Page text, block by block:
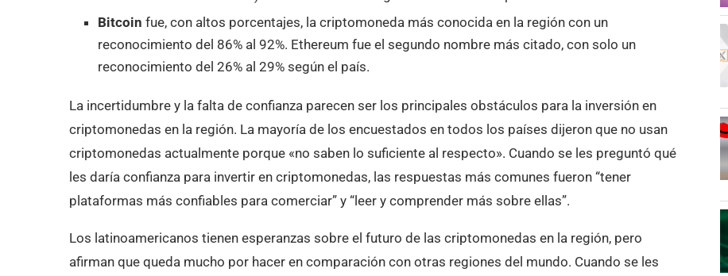
Bitcoin fue, con altos porcentajes, la criptomoneda más conocida en la región con un
reconocimiento del 86% al 92%. Ethereum fue el segundo nombre más citado, con solo un
reconocimiento del 26% al 29% según el país.
La incertidumbre y la falta de confianza parecen ser los principales obstáculos para la inversión en
criptomonedas en la región. La mayoría de los encuestados en todos los países dijeron que no usan
criptomonedas actualmente porque «no saben lo suficiente al respecto». Cuando se les preguntó qué
les daría confianza para invertir en criptomonedas, las respuestas más comunes fueron “tener
plataformas más confiables para comerciar” y “leer y comprender más sobre ellas”.
Los latinoamericanos tienen esperanzas sobre el futuro de las criptomonedas en la región, pero
afirman que queda mucho por hacer en comparación con otras regiones del mundo. Cuando se les